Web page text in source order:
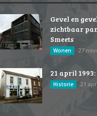
Gevel en
zichtbaar
Smeets
Wonen 27
21 april
Historie 21